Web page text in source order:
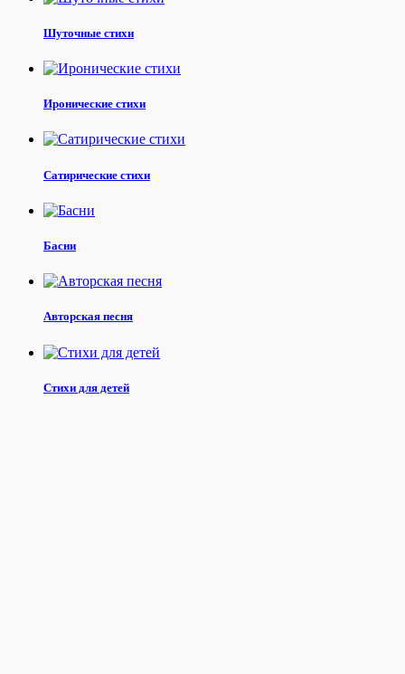
Шуточные стихи
Иронические стихи
Сатирические стихи
Басни
Авторская песня
Стихи для детей